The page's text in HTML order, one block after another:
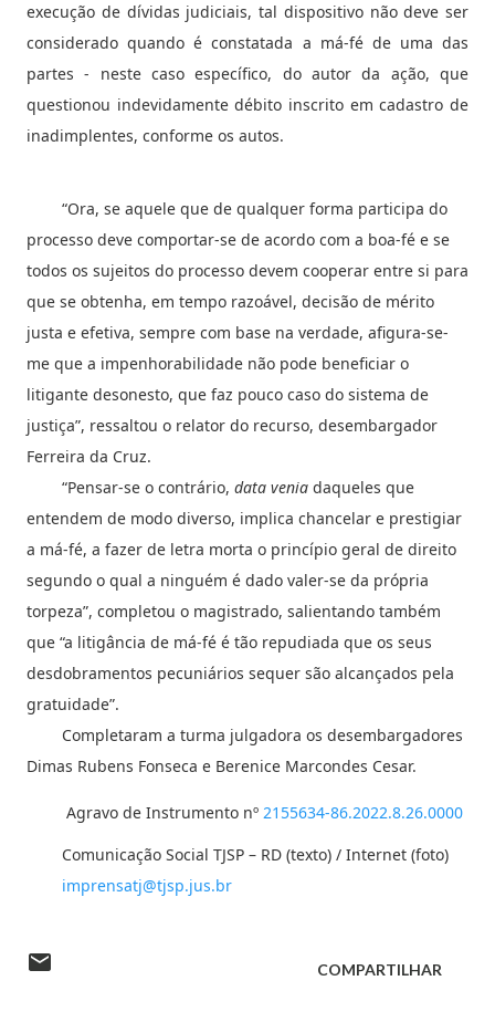
execução de dívidas judiciais, tal dispositivo não deve ser
considerado quando é constatada a má-fé de uma das
partes - neste caso específico, do autor da ação, que
questionou indevidamente débito inscrito em cadastro de
inadimplentes, conforme os autos.
“Ora, se aquele que de qualquer forma participa do
processo deve comportar-se de acordo com a boa-fé e se
todos os sujeitos do processo devem cooperar entre si para
que se obtenha, em tempo razoável, decisão de mérito
justa e efetiva, sempre com base na verdade, afigura-se-
me que a impenhorabilidade não pode beneficiar o
litigante desonesto, que faz pouco caso do sistema de
justiça”, ressaltou o relator do recurso, desembargador
Ferreira da Cruz.
“Pensar-se o contrário, data venia daqueles que
entendem de modo diverso, implica chancelar e prestigiar
a má-fé, a fazer de letra morta o princípio geral de direito
segundo o qual a ninguém é dado valer-se da própria
torpeza”, completou o magistrado, salientando também
que “a litigância de má-fé é tão repudiada que os seus
desdobramentos pecuniários sequer são alcançados pela
gratuidade”.
Completaram a turma julgadora os desembargadores
Dimas Rubens Fonseca e Berenice Marcondes Cesar.
Agravo de Instrumento nº 2155634-86.2022.8.26.0000
Comunicação Social TJSP – RD (texto) / Internet (foto)
imprensatj@tjsp.jus.br
COMPARTILHAR